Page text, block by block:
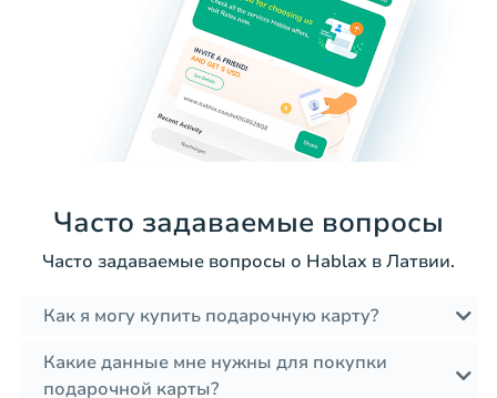
Часто задаваемые вопросы
Часто задаваемые вопросы о Hablax в Латвии.
Как я могу купить подарочную карту?
Какие данные мне нужны для покупки
подарочной карты?